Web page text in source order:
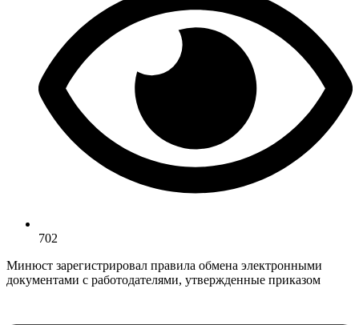
702
Минюст зарегистрировал правила обмена электронными
документами с работодателями, утвержденные приказом